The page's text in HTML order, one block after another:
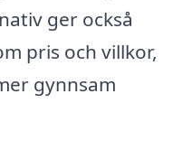
ger också
pris och villkor,
gynnsam